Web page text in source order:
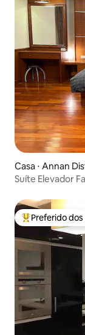
Casa ⋅ Annan
Suíte Elevador
Entre os
Preferido